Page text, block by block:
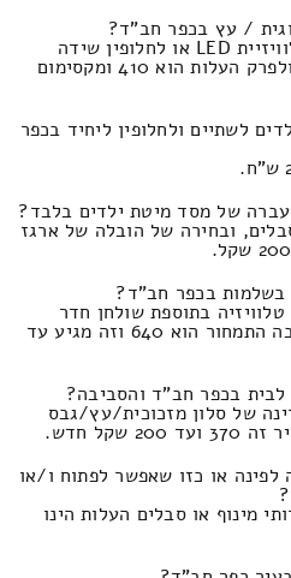
/ עץ בכפר חב"ד?
תעריפי העברה של מזנונים טלוויזיית LED או לחלופין שידה
מקובעת גבס יחד עם להרכיב ולפרק העלות הוא 410 ומקסימום
לשתיים ולחלופין ליחיד בכפר
של מסד מיטת ילדים בלבד?
ובחירה של הובלה של ארגז
בשלמות בכפר חב"ד?
בתוספת שולחן חדר
מרכזי פלוס לבצע פירוק והרכבה התמחור הוא 640 וזה מגיע עד
לבית בכפר חב"ד והסביבה?
של סלון מזכוכית/עץ/גבס
חדש.
או כזו שאפשר לפתוח ו/או
מינוף או סבלים העלות הינו